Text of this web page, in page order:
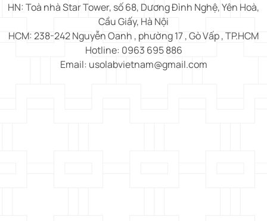
HN: Toà nhà Star Tower, số 68, Dương Đình Nghệ, Yên Hoà,
Cầu Giấy, Hà Nội
HCM: 238-242 Nguyễn Oanh , phường 17 , Gò Vấp , TP.HCM
Hotline: 0963 695 886
Email: usolabvietnam@gmail.com